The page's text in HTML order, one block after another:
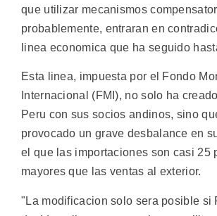
que utilizar mecanismos
probablemente, entraran en
linea economica que ha seguido
Esta linea, impuesta por el Fondo
Internacional (FMI), no solo ha
Peru con sus socios andinos, sino
provocado un grave desbalance en
el que las importaciones son casi 25
mayores que las ventas al exterior.
"La modificacion solo sera posible si